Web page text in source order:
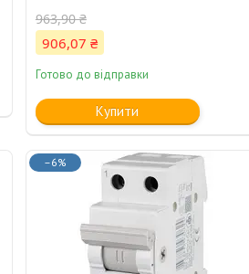
963,90 ₴
906,07 ₴
Готово до відправки
Купити
–6%